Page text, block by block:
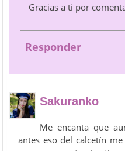
Gracias a ti por
Responder
Sakuranko
Me encanta que
antes eso del calcetín